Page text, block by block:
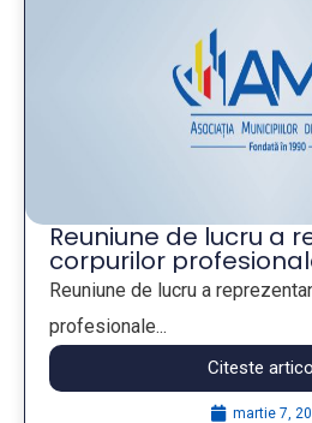
Reuniune de lucru a
corpurilor
Arhitecților șefi și
generali de municipii
Reuniune de lucru a
profesionale...
Citeste
martie 7,